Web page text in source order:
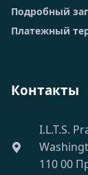
Подробный
Платежный
Контакты
I.L.T.S.
110 00